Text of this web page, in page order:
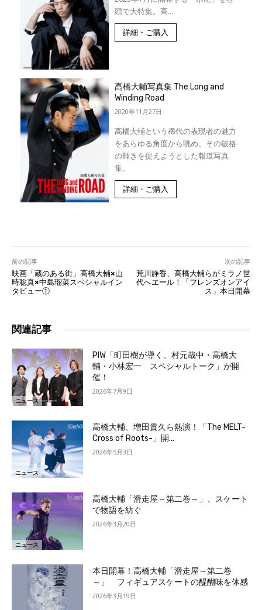
頭で大特集。高...
詳細・ご購入
髙橋大輔写真集 The Long and
Winding Road
2020年11月27日
高橋大輔という稀代の表現者の魅力
をあらゆる角度から眺め、その破格
の輝きを捉えようとした報道写真
集。
詳細・ご購入
前の記事
映画「蔵のある街」高橋大輔×山
時聡真×中島瑠菜スペシャルイン
タビュー①
次の記事
荒川静香、高橋大輔らがミラノ世
代へエール！「フレンズオンアイ
ス」本日開幕
関連記事
ニュース
PIW「町田樹が導く、村元哉中・高橋大
輔・小林宏一 スペシャルトーク」が開
催！
2026年7月9日
ニュース
高橋大輔、増田貴久ら熱演！「The MELT-
Cross of Roots-」開...
2026年5月3日
ニュース
高橋大輔「滑走屋～第二巻～」、スケート
で物語を紡ぐ
2026年3月20日
本日開幕！高橋大輔「滑走屋～第二巻
～」 フィギュアスケートの醍醐味を体感
2026年3月19日